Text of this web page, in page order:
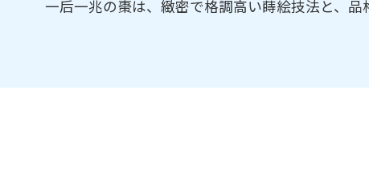
一后一兆の棗は、緻密で格調高い蒔絵技法と、